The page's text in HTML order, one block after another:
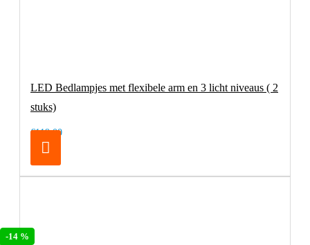
-14 %
LED Bedlampjes met flexibele arm en 3 licht niveaus ( 2
stuks)
€119,00